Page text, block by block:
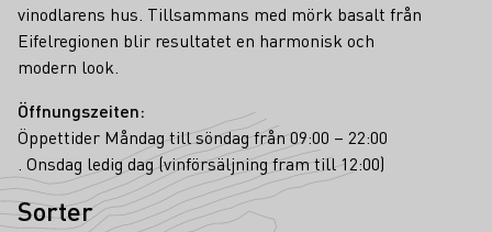
vinodlarens hus. Tillsammans med mörk basalt från
Eifelregionen blir resultatet en harmonisk och
modern look.
Öffnungszeiten:
Öppettider Måndag till söndag från 09:00 – 22:00
. Onsdag ledig dag (vinförsäljning fram till 12:00)
Sorter